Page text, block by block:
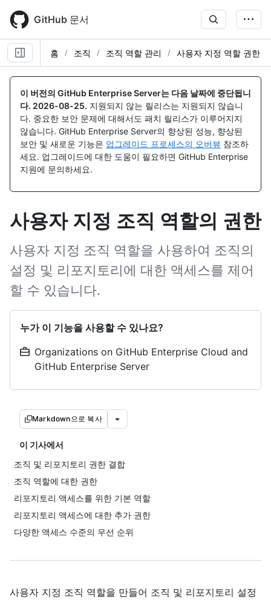
main
content
GitHub 문서
홈 조직 조직 역할 관리 사용자 지정 역할 권한
이 버전의 GitHub Enterprise Server는 다음 날짜에 중단됩니
다. 2026-08-25. 지원되지 않는 릴리스는 지원되지 않습니
다. 중요한 보안 문제에 대해서도 패치 릴리스가 이루어지지
않습니다. GitHub Enterprise Server의 향상된 성능, 향상된
보안 및 새로운 기능은 업그레이드 프로세스의 오버뷰 참조하
세요. 업그레이드에 대한 도움이 필요하면 GitHub Enterprise
지원에 문의하세요.
사용자 지정 조직 역할의 권한
사용자 지정 조직 역할을 사용하여 조직의
설정 및 리포지토리에 대한 액세스를 제어
할 수 있습니다.
누가 이 기능을 사용할 수 있나요?
Organizations on GitHub Enterprise Cloud and
GitHub Enterprise Server
Markdown으로 복사
이 기사에서
조직 및 리포지토리 권한 결합
조직 역할에 대한 권한
리포지토리 액세스를 위한 기본 역할
리포지토리 액세스에 대한 추가 권한
다양한 액세스 수준의 우선 순위
사용자 지정 조직 역할을 만들어 조직 및 리포지토리 설정